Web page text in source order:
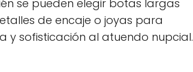
se pueden elegir botas largas
de encaje o joyas para
y sofisticación al atuendo nupcial.